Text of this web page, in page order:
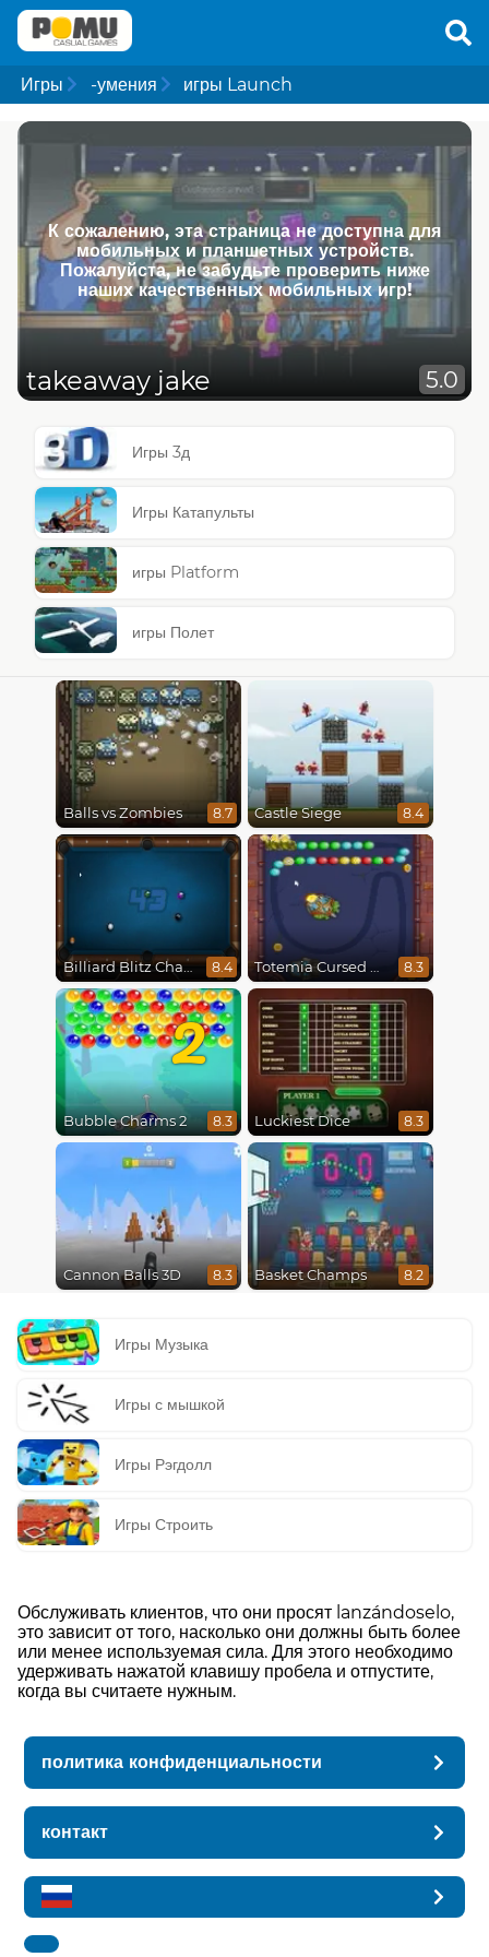
Игры -умения игры Launch
К сожалению, эта страница не доступна для
мобильных и планшетных устройств.
Пожалуйста, не забудьте проверить ниже
наших качественных мобильных игр!
takeaway jake 5.0
Игры 3д
Игры Катапульты
игры Platform
игры Полет
Balls vs Zombies 8.7 Castle Siege 8.4
Billiard Blitz Challenge 8.4 Totemia Cursed Marbles 8.3
2
Bubble Charms 2 8.3 Luckiest Dice 8.3
Cannon Balls 3D 8.3 Basket Champs 8.2
Игры Музыка
Игры с мышкой
Игры Рэгдолл
Игры Строить
Обслуживать клиентов, что они просят lanzándoselo,
это зависит от того, насколько они должны быть более
или менее используемая сила. Для этого необходимо
удерживать нажатой клавишу пробела и отпустите,
когда вы считаете нужным.
политика конфиденциальности
контакт